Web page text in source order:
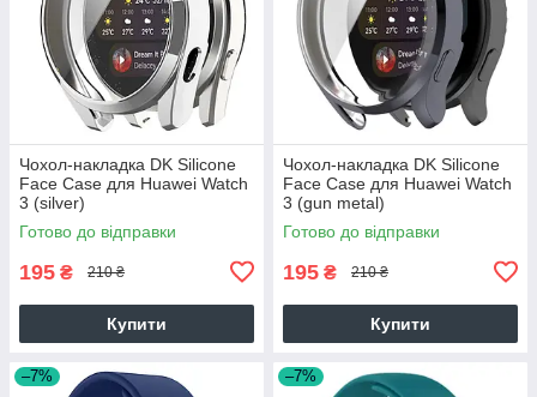
Чохол-накладка DK Silicone
Face Case для Huawei Watch
3 (silver)
Готово до відправки
195 ₴ 210 ₴
Купити
Чохол-накладка DK Silicone
Face Case для Huawei Watch
3 (gun metal)
Готово до відправки
195 ₴ 210 ₴
Купити
–7% –7%